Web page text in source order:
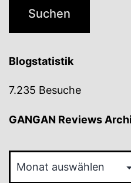
Blogstatistik
7.235 Besuche
GANGAN Reviews
Reviews